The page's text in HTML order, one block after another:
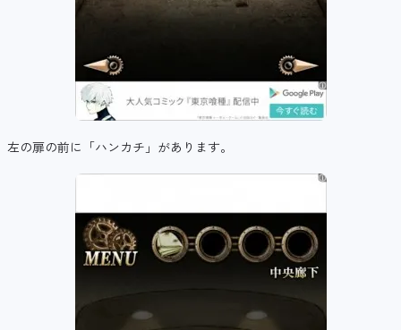
左の扉の前に「ハンカチ」があります。